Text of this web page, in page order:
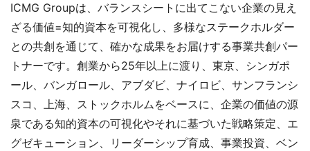
ICMG Groupは、バランスシートに出てこない企業の見え
ざる価値=知的資本を可視化し、多様なステークホルダー
との共創を通じて、確かな成果をお届けする事業共創パー
トナーです。創業から25年以上に渡り、東京、シンガポ
ール、バンガロール、アブダビ、ナイロビ、サンフランシ
スコ、上海、ストックホルムをベースに、企業の価値の源
泉である知的資本の可視化やそれに基づいた戦略策定、エ
グゼキューション、リーダーシップ育成、事業投資、ベン